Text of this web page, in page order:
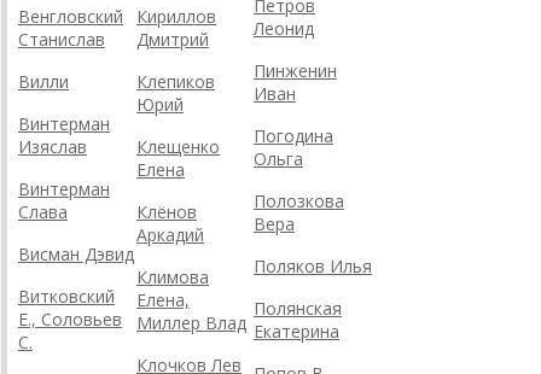
Венгловский
Станислав
Вилли
Винтерман
Изяслав
Винтерман
Слава
Висман Дэвид
Витковский
Е., Соловьев
С.
Кириллов
Дмитрий
Клепиков
Юрий
Клещенко
Елена
Клёнов
Аркадий
Климова
Елена,
Миллер Влад
Клочков Лев
Петров
Леонид
Пинженин
Иван
Погодина
Ольга
Полозкова
Вера
Поляков Илья
Полянская
Екатерина